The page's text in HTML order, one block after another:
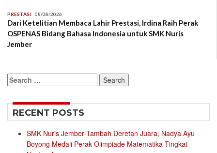
PRESTASI 08/08/2026
Dari Ketelitian Membaca Lahir Prestasi, Irdina Raih Perak
OSPENAS Bidang Bahasa Indonesia untuk SMK Nuris
Jember
Search
for:
RECENT POSTS
SMK Nuris Jember Tambah Deretan Juara, Nadya Ayu
Boyong Medali Perak Olimpiade Matematika Tingkat